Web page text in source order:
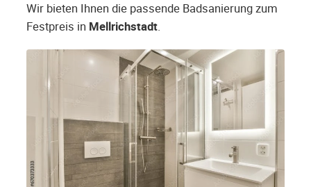
Wir bieten Ihnen die passende Badsanierung zum
Festpreis in Mellrichstadt.